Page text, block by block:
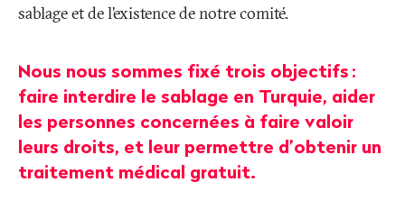
sablage et de l’existence de notre comité.
Nous nous sommes fixé trois objectifs :
faire interdire le sablage en Turquie, aider
les personnes concernées à faire valoir
leurs droits, et leur permettre d’obtenir un
traitement médical gratuit.